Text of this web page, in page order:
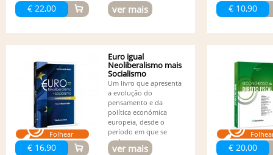
€ 22,00 ver mais € 10,90
Folhear
€ 16,90
Euro igual
Neoliberalismo mais
Socialismo
Um livro que apresenta
a evolução do
pensamento e da
política económica
europeia, desde o
período em que se
pode...
ver mais € 20,00